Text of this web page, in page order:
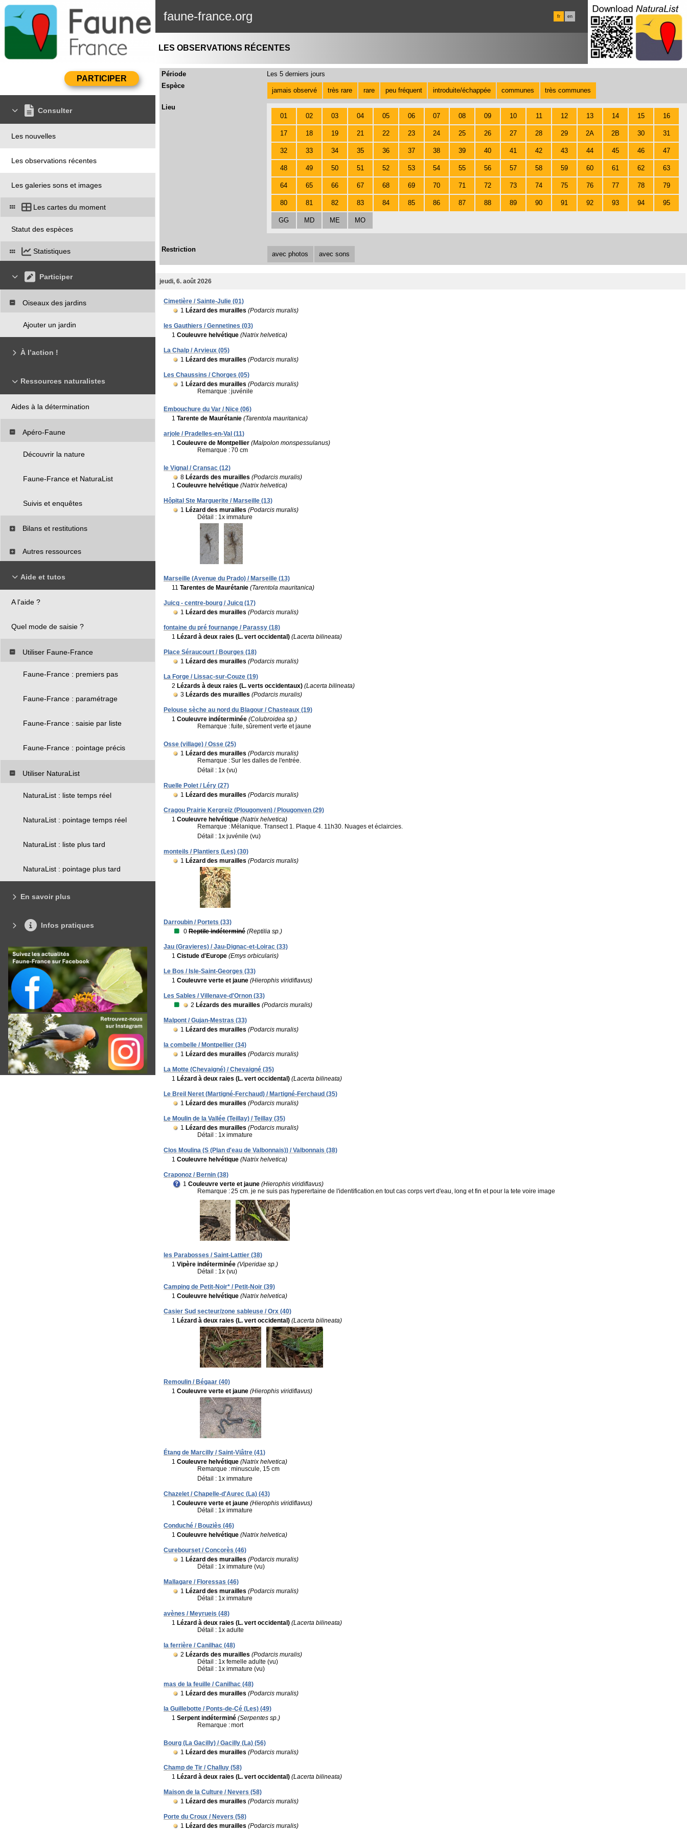
faune-france.org fr en
Consulter
Les nouvelles
Les observations récentes
Les galeries sons et images
Les cartes du moment
Statut des espèces
Statistiques
Participer
Oiseaux des jardins
Ajouter un jardin
À l’action !
Ressources naturalistes
Aides à la détermination
Apéro-Faune
Découvrir la nature
Faune-France et NaturaList
Suivis et enquêtes
Bilans et restitutions
Autres ressources
Aide et tutos
A l'aide ?
Quel mode de saisie ?
Utiliser Faune-France
Faune-France : premiers pas
Faune-France : paramétrage
Faune-France : saisie par liste
Faune-France : pointage précis
Utiliser NaturaList
NaturaList : liste temps réel
NaturaList : pointage temps réel
NaturaList : liste plus tard
NaturaList : pointage plus tard
En savoir plus
Infos pratiques
LES OBSERVATIONS RÉCENTES
Période
Les 5 derniers jours
Espèce
jamais observé très rare rare peu fréquent introduite/échappée communes très communes
Lieu
01
02 03 04 05 06 07 08 09 10 11 12 13 14 15 16
17 18 19 21 22 23 24 25 26 27 28 29 2A 2B 30 31
32 33 34 35 36 37 38 39 40 41 42 43 44 45 46 47
48 49 50 51 52 53 54 55 56 57 58 59 60 61 62 63
64 65 66 67 68 69 70 71 72 73 74 75 76 77 78 79
80 81 82 83 84 85 86 87 88 89 90 91 92 93 94 95
GG MD ME MO
Restriction
avec photos avec sons
jeudi, 6. août 2026
Cimetière / Sainte-Julie (01)
1 Lézard des murailles (Podarcis muralis)
les Gauthiers / Gennetines (03)
1 Couleuvre helvétique (Natrix helvetica)
La Chalp / Arvieux (05)
1 Lézard des murailles (Podarcis muralis)
Les Chaussins / Chorges (05)
1 Lézard des murailles (Podarcis muralis)
Remarque :juvénile
Embouchure du Var / Nice (06)
1 Tarente de Maurétanie (Tarentola mauritanica)
arjole / Pradelles-en-Val (11)
1 Couleuvre de Montpellier (Malpolon monspessulanus)
Remarque :70 cm
le Vignal / Cransac (12)
8 Lézards des murailles (Podarcis muralis)
1 Couleuvre helvétique (Natrix helvetica)
Hôpital Ste Marguerite / Marseille (13)
1 Lézard des murailles (Podarcis muralis)
Détail : 1x immature
Marseille (Avenue du Prado) / Marseille (13)
11 Tarentes de Maurétanie (Tarentola mauritanica)
Juicq - centre-bourg / Juicq (17)
1 Lézard des murailles (Podarcis muralis)
fontaine du pré fournange / Parassy (18)
1 Lézard à deux raies (L. vert occidental) (Lacerta bilineata)
Place Séraucourt / Bourges (18)
1 Lézard des murailles (Podarcis muralis)
La Forge / Lissac-sur-Couze (19)
2 Lézards à deux raies (L. verts occidentaux) (Lacerta bilineata)
3 Lézards des murailles (Podarcis muralis)
Pelouse sèche au nord du Blagour / Chasteaux (19)
1 Couleuvre indéterminée (Colubroidea sp.)
Remarque :fuite, sûrement verte et jaune
Osse (village) / Osse (25)
1 Lézard des murailles (Podarcis muralis)
Remarque :Sur les dalles de l'entrée.
Détail : 1x (vu)
Ruelle Polet / Léry (27)
1 Lézard des murailles (Podarcis muralis)
Cragou Prairie Kergreïz (Plougonven) / Plougonven (29)
1 Couleuvre helvétique (Natrix helvetica)
Remarque : Mélanique. Transect 1. Plaque 4. 11h30. Nuages et éclaircies.
Détail : 1x juvénile (vu)
monteils / Plantiers (Les) (30)
1 Lézard des murailles (Podarcis muralis)
Darroubin / Portets (33)
0 Reptile indéterminé (Reptilia sp.)
Jau (Gravieres) / Jau-Dignac-et-Loirac (33)
1 Cistude d'Europe (Emys orbicularis)
Le Bos / Isle-Saint-Georges (33)
1 Couleuvre verte et jaune (Hierophis viridiflavus)
Les Sables / Villenave-d'Ornon (33)
2 Lézards des murailles (Podarcis muralis)
Malpont / Gujan-Mestras (33)
1 Lézard des murailles (Podarcis muralis)
la combelle / Montpellier (34)
1 Lézard des murailles (Podarcis muralis)
La Motte (Chevaigné) / Chevaigné (35)
1 Lézard à deux raies (L. vert occidental) (Lacerta bilineata)
Le Breil Neret (Martigné-Ferchaud) / Martigné-Ferchaud (35)
1 Lézard des murailles (Podarcis muralis)
Le Moulin de la Vallée (Teillay) / Teillay (35)
1 Lézard des murailles (Podarcis muralis)
Détail : 1x immature
Clos Moulina (S (Plan d'eau de Valbonnais)) / Valbonnais (38)
1 Couleuvre helvétique (Natrix helvetica)
Craponoz / Bernin (38)
1 Couleuvre verte et jaune (Hierophis viridiflavus)
Remarque :25 cm. je ne suis pas hyperertaine de l'identification.en tout cas corps vert d'eau, long et fin et pour la tete voire image
les Parabosses / Saint-Lattier (38)
1 Vipère indéterminée (Viperidae sp.)
Détail : 1x (vu)
Camping de Petit-Noir* / Petit-Noir (39)
1 Couleuvre helvétique (Natrix helvetica)
Casier Sud secteur/zone sableuse / Orx (40)
1 Lézard à deux raies (L. vert occidental) (Lacerta bilineata)
Remoulin / Bégaar (40)
1 Couleuvre verte et jaune (Hierophis viridiflavus)
Étang de Marcilly / Saint-Viâtre (41)
1 Couleuvre helvétique (Natrix helvetica)
Remarque :minuscule, 15 cm
Détail : 1x immature
Chazelet / Chapelle-d'Aurec (La) (43)
1 Couleuvre verte et jaune (Hierophis viridiflavus)
Détail : 1x immature
Conduché / Bouziès (46)
1 Couleuvre helvétique (Natrix helvetica)
Curebourset / Concorès (46)
1 Lézard des murailles (Podarcis muralis)
Détail : 1x immature (vu)
Mallagare / Floressas (46)
1 Lézard des murailles (Podarcis muralis)
Détail : 1x immature
avènes / Meyrueis (48)
1 Lézard à deux raies (L. vert occidental) (Lacerta bilineata)
Détail : 1x adulte
la ferrière / Canilhac (48)
2 Lézards des murailles (Podarcis muralis)
Détail : 1x femelle adulte (vu)
Détail : 1x immature (vu)
mas de la feuille / Canilhac (48)
1 Lézard des murailles (Podarcis muralis)
la Guillebotte / Ponts-de-Cé (Les) (49)
1 Serpent indéterminé (Serpentes sp.)
Remarque :mort
Bourg (La Gacilly) / Gacilly (La) (56)
1 Lézard des murailles (Podarcis muralis)
Champ de Tir / Challuy (58)
1 Lézard à deux raies (L. vert occidental) (Lacerta bilineata)
Maison de la Culture / Nevers (58)
1 Lézard des murailles (Podarcis muralis)
Porte du Croux / Nevers (58)
1 Lézard des murailles (Podarcis muralis)